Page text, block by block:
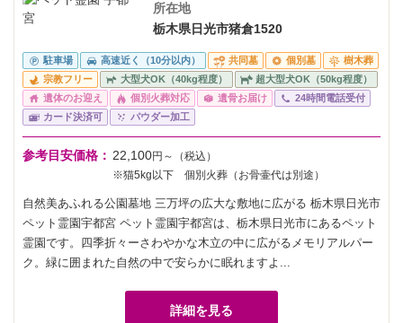
所在地
栃木県日光市猪倉1520
駐車場 高速近く（10分以内） 共同墓 個別墓
樹木葬
宗教フリー
大型犬OK（40kg程度）
超大型犬OK（50kg程度）
遺体のお迎え
個別火葬対応 遺骨お届け
24時間電話受付
カード決済可
パウダー加工
参考目安価格： 22,100円～（税込）
※猫5kg以下 個別火葬（お骨壷代は別途）
自然美あふれる公園墓地 三万坪の広大な敷地に広がる 栃木県日光市
ペット霊園宇都宮 ペット霊園宇都宮は、栃木県日光市にあるペット
霊園です。四季折々ーさわやかな木立の中に広がるメモリアルパー
ク。緑に囲まれた自然の中で安らかに眠れますよ...
詳細を見る